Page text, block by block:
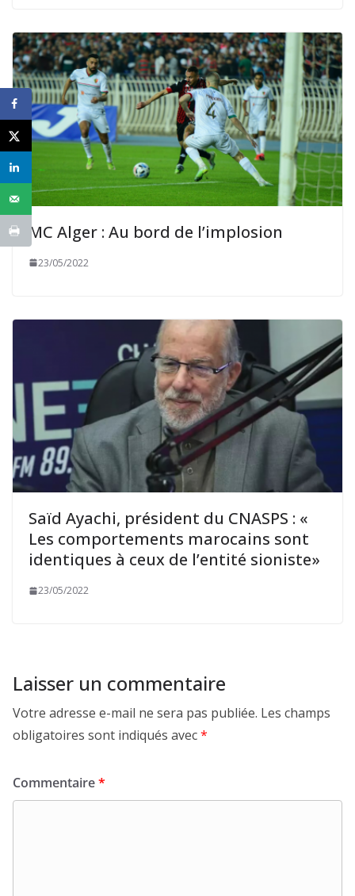
MC Alger : Au bord de l’implosion
23/05/2022
Saïd Ayachi, président du CNASPS : «
Les comportements marocains sont
identiques à ceux de l’entité sioniste»
23/05/2022
Laisser un commentaire
Votre adresse e-mail ne sera pas publiée. Les champs
obligatoires sont indiqués avec*
Commentaire*